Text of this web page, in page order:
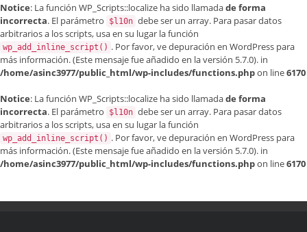
Notice: La función WP_Scripts::localize ha sido llamadade forma
incorrecta. El parámetro $l10n debe ser un array. Para pasar datos
arbitrarios a los scripts, usa en su lugar la función
wp_add_inline_script() . Por favor, vedepuración en WordPress para
más información. (Este mensaje fue añadido en la versión 5.7.0). in
/home/asinc3977/public_html/wp-includes/functions.phpon line6170
Notice: La función WP_Scripts::localize ha sido llamadade forma
incorrecta. El parámetro $l10n debe ser un array. Para pasar datos
arbitrarios a los scripts, usa en su lugar la función
wp_add_inline_script() . Por favor, vedepuración en WordPress para
más información. (Este mensaje fue añadido en la versión 5.7.0). in
/home/asinc3977/public_html/wp-includes/functions.phpon line6170